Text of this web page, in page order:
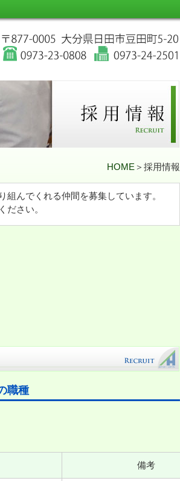
HOME ＞採用情報
んでくれる仲間を募集しています。
ださい。
職種
備考